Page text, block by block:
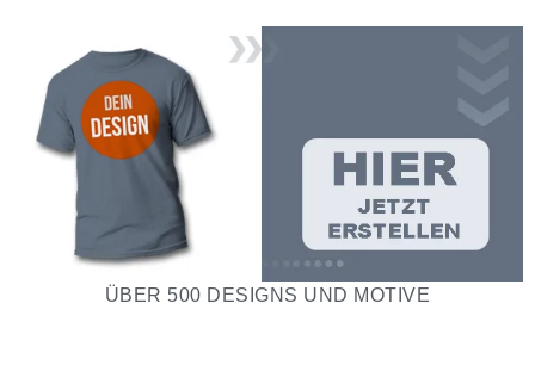
ÜBER 500 DESIGNS UND MOTIVE